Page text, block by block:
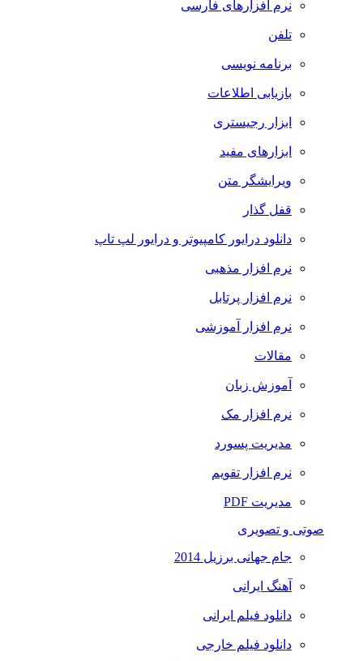
نرم افزارهای فارسی
تلفن
برنامه نویسی
بازیابی اطلاعات
ابزار رجیستری
ابزارهای مفید
ویرایشگر متن
قفل گذار
دانلود درایور کامپیوتر و درایور لپ تاپ
نرم افزار مذهبی
نرم افزار پرتابل
نرم افزار آموزشی
مقالات
آموزش زبان
نرم افزار مک
مدیریت پسورد
نرم افزار تقویم
مدیریت PDF
صوتی و تصویری
جام جهانی برزیل 2014
آهنگ ایرانی
دانلود فیلم ایرانی
دانلود فیلم خارجی